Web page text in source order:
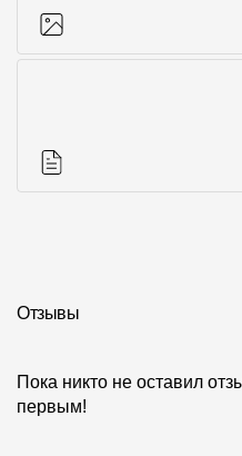
Отзывы
Пока никто не оставил
первым!